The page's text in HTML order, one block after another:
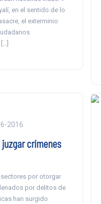
en el sentido de lo
el exterminio
2016
juzgar crímenes
por otorgar
por delitos de
han surgido